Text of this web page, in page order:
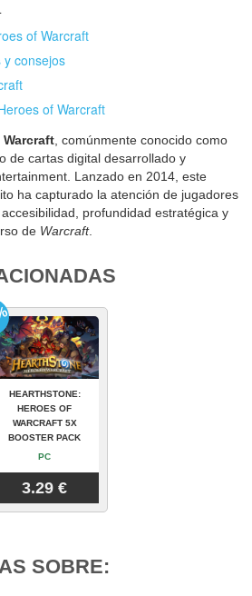
of Warcraft
consejos
of Warcraft
, comúnmente conocido como
de cartas digital desarrollado y
Lanzado en 2014, este
ha capturado la atención de jugadores
profundidad estratégica y
de Warcraft.
HEARTHSTONE:
HEROES OF
WARCRAFT 5X
BOOSTER PACK
PC
3.29 €
SOBRE: